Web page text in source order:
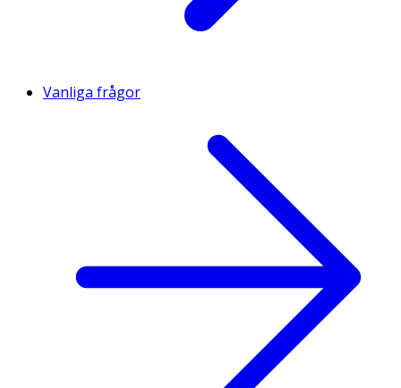
Vanliga frågor